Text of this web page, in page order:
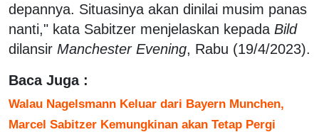
depannya. Situasinya akan dinilai musim panas
nanti," kata Sabitzer menjelaskan kepada Bild
dilansir Manchester Evening, Rabu (19/4/2023).
Baca Juga :
Walau Nagelsmann Keluar dari Bayern Munchen,
Marcel Sabitzer Kemungkinan akan Tetap Pergi